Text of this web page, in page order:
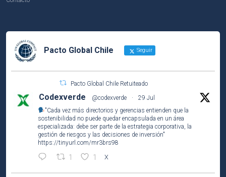
Pacto Global Chile Seguir
Pacto Global Chile Retuiteado
Codexverde @codexverde ·
29 Jul
"Cada vez más directorios y gerencias entienden que la
sostenibilidad no puede quedar encapsulada en un área
especializada: debe ser parte de la estrategia corporativa, la
gestión de riesgos y las decisiones de inversión"
https://tinyurl.com/mr3brs98
1 1 X